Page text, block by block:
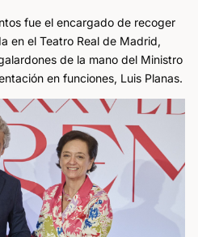
fue el encargado de recoger
en el Teatro Real de Madrid,
de la mano del Ministro
en funciones, Luis Planas.